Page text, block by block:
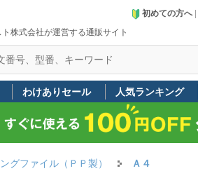
株式会社が運営する通販サイト
初めての方へ|
わけありセール 人気ランキング
グファイル（ＰＰ製） Ａ４